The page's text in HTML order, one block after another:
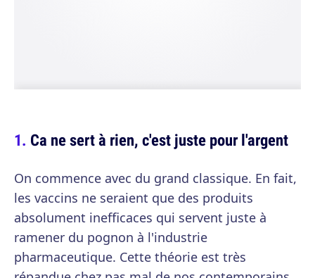
Ca ne sert à rien, c'est juste pour l'argent
On commence avec du grand classique. En fait,
les vaccins ne seraient que des produits
absolument inefficaces qui servent juste à
ramener du pognon à l'industrie
pharmaceutique. Cette théorie est très